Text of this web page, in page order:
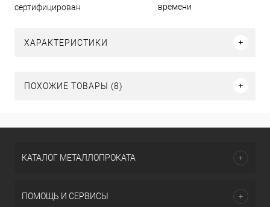
сертифицирован
времени
ХАРАКТЕРИСТИКИ
ПОХОЖИЕ ТОВАРЫ (8)
КАТАЛОГ МЕТАЛЛОПРОКАТА
ПОМОЩЬ И СЕРВИСЫ